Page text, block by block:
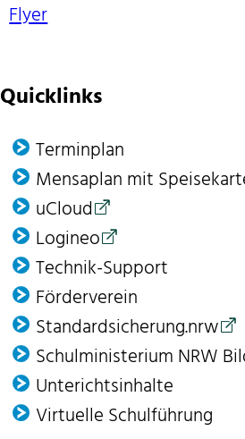
Flyer
Quicklinks
Terminplan
Mensaplan mit
uCloud
Logineo
Technik-Support
Förder­verein
Standardsicherung.nrw
Schulministerium NRW
Unterichtsinhalte
Virtuelle Schulführung